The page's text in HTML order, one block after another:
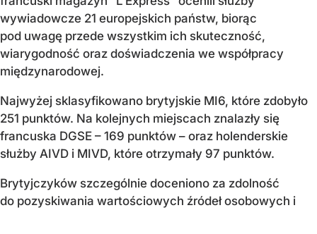
wywiadowcze 21 europejskich państw, biorąc
pod uwagę przede wszystkim ich skuteczność,
wiarygodność oraz doświadczenia we współpracy
międzynarodowej.
Najwyżej sklasyfikowano brytyjskie MI6, które zdobyło
251 punktów. Na kolejnych miejscach znalazły się
francuska DGSE – 169 punktów – oraz holenderskie
służby AIVD i MIVD, które otrzymały 97 punktów.
Brytyjczyków szczególnie doceniono za zdolność
do pozyskiwania wartościowych źródeł osobowych i